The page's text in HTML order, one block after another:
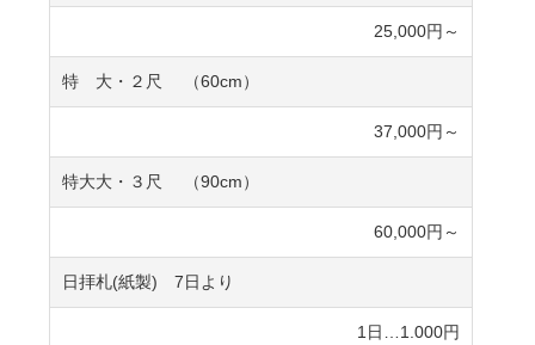
25,000円～
特 大・２尺 （60cm）
37,000円～
特大大・３尺 （90cm）
60,000円～
日拝札(紙製) 7日より
1日…1.000円